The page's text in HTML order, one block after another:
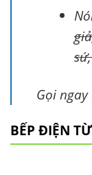
Gọi ngay
BẾP ĐIỆN